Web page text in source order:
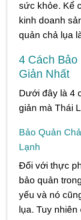
sức khỏe. Kể
kinh doanh
quản chả lụa
4 Cách
Giản Nhất
Dưới đây là 4
giản mà Thái
Bảo Quản
Lạnh
Đối với thực
bảo quản
yếu và nó
lụa. Tuy